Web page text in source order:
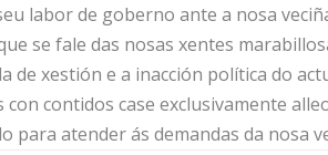
labor de goberno ante a nosa
se fale das nosas xentes
de xestión e a inacción política do
con contidos case exclusivamente
para atender ás demandas da nosa